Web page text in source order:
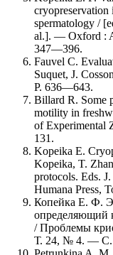
spermatology /
al.]. — Oxford :
347—396.
Fauvel C.
Suquet, J.
P. 636—643.
Billard R. Some
motility in
of
131.
Kopeika E.
Kopeika, T.
protocols. Eds.
Humana Press,
Копейка Е. Ф.
определяющий
/ Проблемы
Т. 24, № 4. — С.